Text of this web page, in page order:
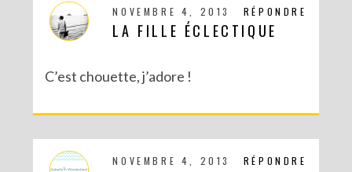
RÉPONDRE
NOVEMBRE 4, 2013
LA FILLE ÉCLECTIQUE
C’est chouette, j’adore !
RÉPONDRE
NOVEMBRE 4, 2013